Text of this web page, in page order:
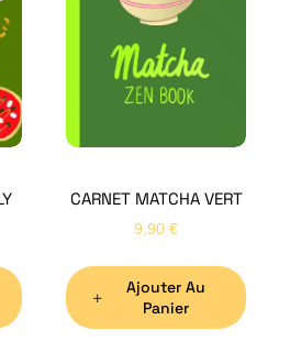
CARNET MATCHA VERT
9,90 €
Ajouter Au
Panier